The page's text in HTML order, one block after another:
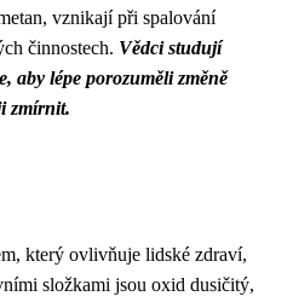
vznikají při spalování
činnostech. Vědci studují
aby lépe porozuměli změně
zmírnit.
který ovlivňuje lidské zdraví,
složkami jsou oxid dusičitý,